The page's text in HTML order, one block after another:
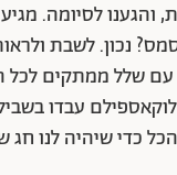
לסיומה.
נכון. לשבת
עם שלל ממתקים
עבדו
כדי שיהיה לנו חג